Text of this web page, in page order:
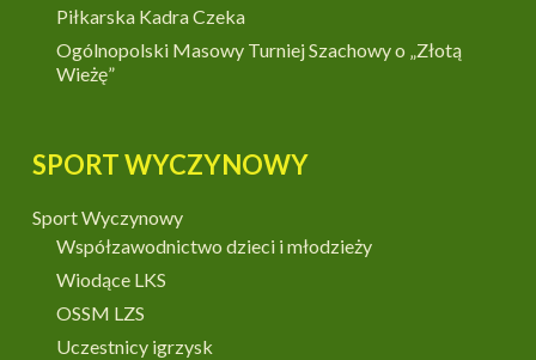
Piłkarska Kadra Czeka
Ogólnopolski Masowy Turniej Szachowy o „Złotą
Wieżę”
SPORT WYCZYNOWY
Sport Wyczynowy
Współzawodnictwo dzieci i młodzieży
Wiodące LKS
OSSM LZS
Uczestnicy igrzysk